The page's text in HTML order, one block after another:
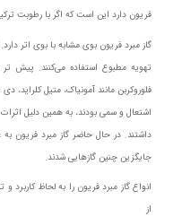
فریون دارد این است که اگر با رطوبت
گاز مبرد فریون بوی مشابه با بوی اتر
تهویه مطبوع استفاده می‌کنند. پیش
فلوروکربن مانند آمونیاک، متیل کلراید،
اشتعال و سمی بودند، به همین دلیل
داشتند. در حال حاضر گاز مبرد فریون
جایگزین چنین گازهایی شدند.
انواع گاز مبرد فریون را به لحاظ
از